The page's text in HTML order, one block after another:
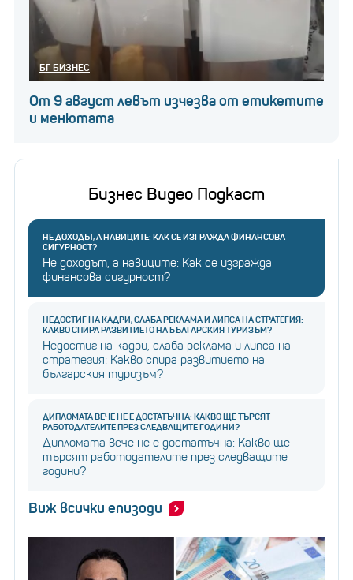
БГ БИЗНЕС
От 9 август левът изчезва от етикетите
и менютата
Бизнес Видео Подкаст
НЕ ДОХОДЪТ, А НАВИЦИТЕ: КАК СЕ ИЗГРАЖДА ФИНАНСОВА
СИГУРНОСТ?
Не доходът, а навиците: Как се изгражда
финансова сигурност?
НЕДОСТИГ НА КАДРИ, СЛАБА РЕКЛАМА И ЛИПСА НА СТРАТЕГИЯ:
КАКВО СПИРА РАЗВИТИЕТО НА БЪЛГАРСКИЯ ТУРИЗЪМ?
Недостиг на кадри, слаба реклама и липса на
стратегия: Какво спира развитието на
българския туризъм?
ДИПЛОМАТА ВЕЧЕ НЕ Е ДОСТАТЪЧНА: КАКВО ЩЕ ТЪРСЯТ
РАБОТОДАТЕЛИТЕ ПРЕЗ СЛЕДВАЩИТЕ ГОДИНИ?
Дипломата вече не е достатъчна: Какво ще
търсят работодателите през следващите
години?
Виж всички епизоди